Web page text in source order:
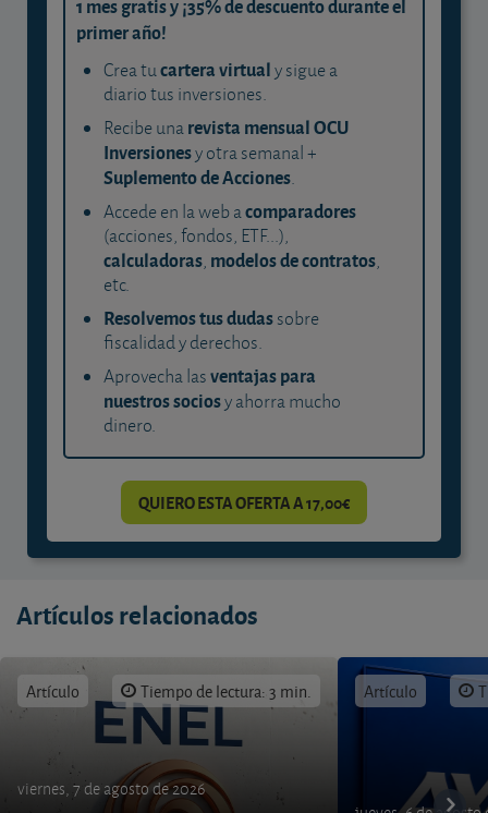
1 mes gratis y ¡35% de descuento durante el
primer año!
Crea tucartera virtualy sigue a
diario tus inversiones.
Recibe unarevista mensual OCU
Inversionesy otra semanal +
Suplemento de Acciones.
Accede en la web acomparadores
(acciones, fondos, ETF...),
calculadoras, modelos de contratos,
etc.
Resolvemos tus dudassobre
fiscalidad y derechos.
Aprovecha lasventajas para
nuestros sociosy ahorra mucho
dinero.
QUIERO ESTA OFERTA A 17,00€
Artículos relacionados
Artículo Tiempo de lectura: 3 min.
viernes, 7 de agosto de 2026
Artículo